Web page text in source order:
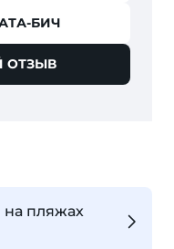
БИЧ
ОТЗЫВ
на пляжах